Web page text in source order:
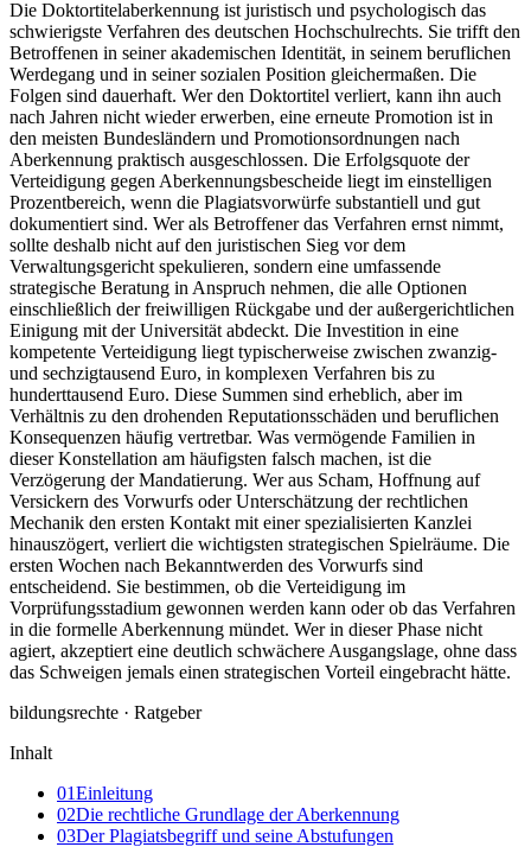
Die Doktortitelaberkennung ist juristisch und psychologisch das
schwierigste Verfahren des deutschen Hochschulrechts. Sie trifft den
Betroffenen in seiner akademischen Identität, in seinem beruflichen
Werdegang und in seiner sozialen Position gleichermaßen. Die
Folgen sind dauerhaft. Wer den Doktortitel verliert, kann ihn auch
nach Jahren nicht wieder erwerben, eine erneute Promotion ist in
den meisten Bundesländern und Promotionsordnungen nach
Aberkennung praktisch ausgeschlossen. Die Erfolgsquote der
Verteidigung gegen Aberkennungsbescheide liegt im einstelligen
Prozentbereich, wenn die Plagiatsvorwürfe substantiell und gut
dokumentiert sind. Wer als Betroffener das Verfahren ernst nimmt,
sollte deshalb nicht auf den juristischen Sieg vor dem
Verwaltungsgericht spekulieren, sondern eine umfassende
strategische Beratung in Anspruch nehmen, die alle Optionen
einschließlich der freiwilligen Rückgabe und der außergerichtlichen
Einigung mit der Universität abdeckt. Die Investition in eine
kompetente Verteidigung liegt typischerweise zwischen zwanzig-
und sechzigtausend Euro, in komplexen Verfahren bis zu
hunderttausend Euro. Diese Summen sind erheblich, aber im
Verhältnis zu den drohenden Reputationsschäden und beruflichen
Konsequenzen häufig vertretbar. Was vermögende Familien in
dieser Konstellation am häufigsten falsch machen, ist die
Verzögerung der Mandatierung. Wer aus Scham, Hoffnung auf
Versickern des Vorwurfs oder Unterschätzung der rechtlichen
Mechanik den ersten Kontakt mit einer spezialisierten Kanzlei
hinauszögert, verliert die wichtigsten strategischen Spielräume. Die
ersten Wochen nach Bekanntwerden des Vorwurfs sind
entscheidend. Sie bestimmen, ob die Verteidigung im
Vorprüfungsstadium gewonnen werden kann oder ob das Verfahren
in die formelle Aberkennung mündet. Wer in dieser Phase nicht
agiert, akzeptiert eine deutlich schwächere Ausgangslage, ohne dass
das Schweigen jemals einen strategischen Vorteil eingebracht hätte.
bildungsrechte · Ratgeber
Inhalt
01Einleitung
02Die rechtliche Grundlage der Aberkennung
03Der Plagiatsbegriff und seine Abstufungen